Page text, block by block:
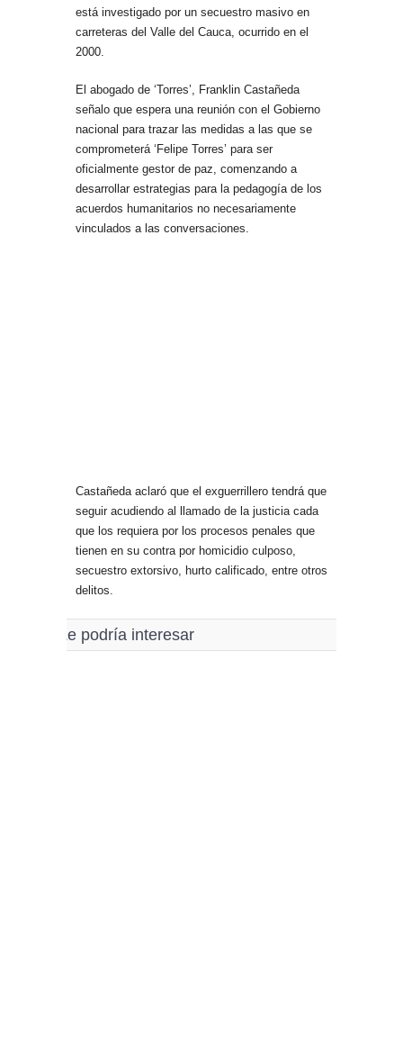
está investigado por un secuestro masivo en
carreteras del Valle del Cauca, ocurrido en el
2000.
El abogado de ‘Torres’, Franklin Castañeda
señalo que espera una reunión con el Gobierno
nacional para trazar las medidas a las que se
comprometerá ‘Felipe Torres’ para ser
oficialmente gestor de paz, comenzando a
desarrollar estrategias para la pedagogía de los
acuerdos humanitarios no necesariamente
vinculados a las conversaciones.
Castañeda aclaró que el exguerrillero tendrá que
seguir acudiendo al llamado de la justicia cada
que los requiera por los procesos penales que
tienen en su contra por homicidio culposo,
secuestro extorsivo, hurto calificado, entre otros
delitos.
Le podría interesar